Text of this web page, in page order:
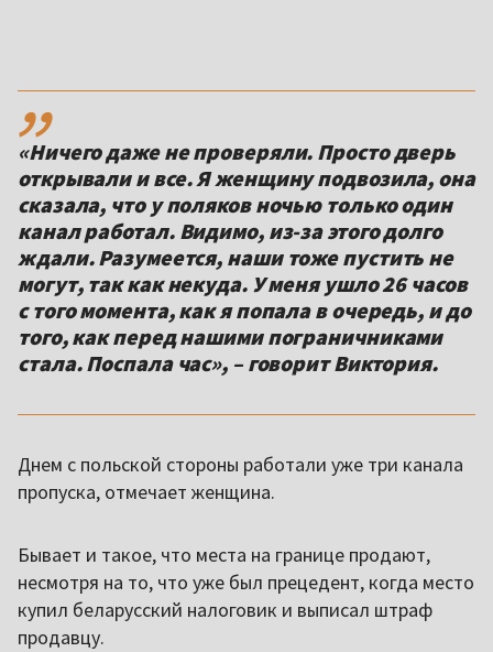
,,
«Ничего даже не проверяли. Просто дверь
открывали и все. Я женщину подвозила, она
сказала, что у поляков ночью только один
канал работал. Видимо, из-за этого долго
ждали. Разумеется, наши тоже пустить не
могут, так как некуда. У меня ушло 26 часов
с того момента, как я попала в очередь, и до
того, как перед нашими пограничниками
стала. Поспала час», – говорит Виктория.
Днем с польской стороны работали уже три канала
пропуска, отмечает женщина.
Бывает и такое, что места на границе продают,
несмотря на то, что уже был прецедент, когда место
купил беларусский налоговик и выписал штраф
продавцу.